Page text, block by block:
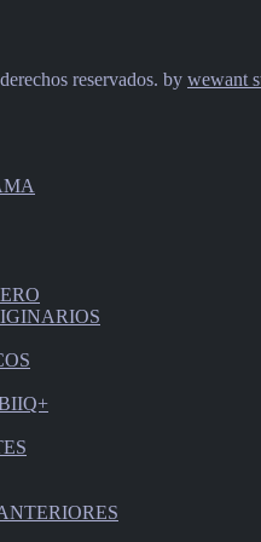
reservados. by wewant